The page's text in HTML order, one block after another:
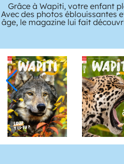
Grâce à Wapiti, votre enfant
Avec des photos éblouissantes
âge, le magazine lui fait